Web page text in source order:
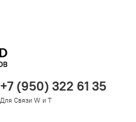
+7 (950) 322 61 35
Для Связи W и T